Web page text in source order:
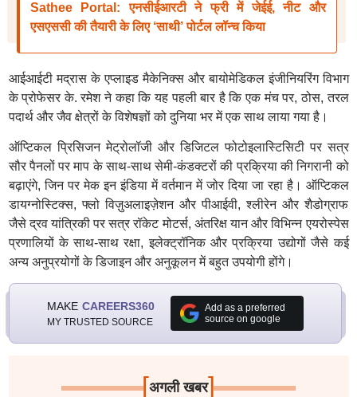
Sathee Portal: एनसीईआरटी ने फ्री में जेईई, नीट और
एसएससी की तैयारी के लिए ‘साथी’ पोर्टल लॉन्च किया
आईआईटी मद्रास के एप्लाइड मैकेनिक्स और बायोमेडिकल इंजीनियरिंग विभाग
के प्रोफेसर के. रमेश ने कहा कि यह पहली बार है कि एक मंच पर, ठोस, तरल
पदार्थ और जैव क्षेत्रों के विशेषज्ञों को दुनिया भर में एक साथ लाया गया है।
ऑप्टिकल प्रिसिजन मेट्रोलॉजी और डिजिटल फोटोइलास्टिसिटी पर सत्र
सौर पैनलों पर माप के साथ-साथ सेमी-कंडक्टरों की प्रक्रिया की निगरानी को
बढ़ाएंगे, जिन पर मेक इन इंडिया में वर्तमान में जोर दिया जा रहा है। ऑप्टिकल
डायग्नोस्टिक्स, फ्लो विज़ुअलाइज़ेशन और पीआईवी, श्लीरेन और शैडोग्राफ
जैसे द्रव यांत्रिकी पर सत्र रॉकेट मोटर्स, अंतरिक्ष यान और विभिन्न एयरोस्पेस
प्रणालियों के साथ-साथ रक्षा, इलेक्ट्रॉनिक और प्रक्रिया उद्योगों जैसे कई
अन्य अनुप्रयोगों के डिजाइन और अनुकूलन में बहुत उपयोगी होंगे।
MAKE CAREERS360
MY TRUSTED SOURCE
Add as a preferred
source on google
[अगली खबर]